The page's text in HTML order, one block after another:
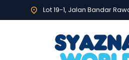
Lot 19-1, Jalan Bandar